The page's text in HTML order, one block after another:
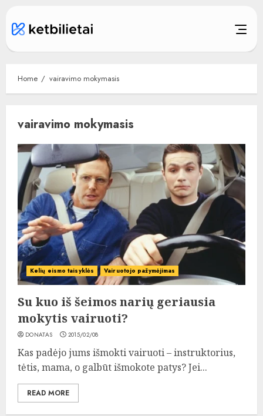
content
Home vairavimo mokymasis
vairavimo mokymasis
Kelių eismo taisyklės Vairuotojo pažymėjimas
Su kuo iš šeimos narių geriausia
mokytis vairuoti?
DONATAS 2015/02/08
Kas padėjo jums išmokti vairuoti – instruktorius,
tėtis, mama, o galbūt išmokote patys? Jei...
READ MORE